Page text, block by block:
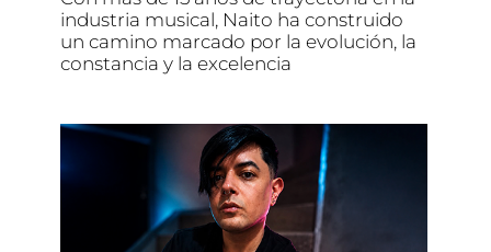
industria musical, Naito ha construido
un camino marcado por la evolución, la
constancia y la excelencia